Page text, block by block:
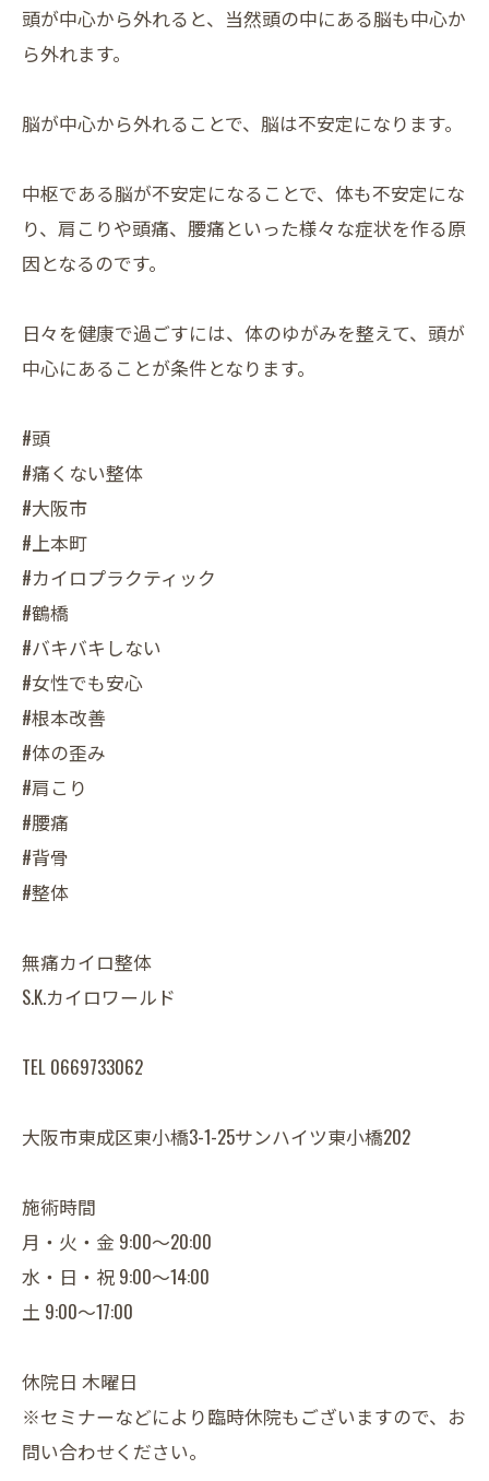
頭が中心から外れると、当然頭の中にある脳も中心か
ら外れます。
脳が中心から外れることで、脳は不安定になります。
中枢である脳が不安定になることで、体も不安定にな
り、肩こりや頭痛、腰痛といった様々な症状を作る原
因となるのです。
日々を健康で過ごすには、体のゆがみを整えて、頭が
中心にあることが条件となります。
#頭
#痛くない整体
#大阪市
#上本町
#カイロプラクティック
#鶴橋
#バキバキしない
#女性でも安心
#根本改善
#体の歪み
#肩こり
#腰痛
#背骨
#整体
無痛カイロ整体
S.K.カイロワールド
TEL 0669733062
大阪市東成区東小橋3-1-25サンハイツ東小橋202
施術時間
月・火・金 9:00～20:00
水・日・祝 9:00～14:00
土 9:00～17:00
休院日 木曜日
※セミナーなどにより臨時休院もございますので、お
問い合わせください。